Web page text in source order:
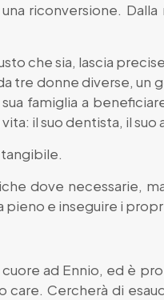
riconversione.
che sia, lascia
tre donne diverse, un
famiglia a
il suo dentista, il suo
dove necessarie,
pieno e inseguire i
ad Ennio, ed è
Cercherà di